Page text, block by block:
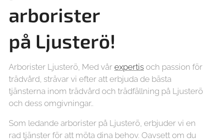
arborister
på Ljusterö!
Arborister Ljusterö, Med vår expertis och passion för
trädvård, strävar vi efter att erbjuda de bästa
tjänsterna inom trädvård och trädfällning på Ljusterö
och dess omgivningar..
Som ledande arborister på Ljusterö, erbjuder vi en
rad tjänster för att möta dina behov. Oavsett om du